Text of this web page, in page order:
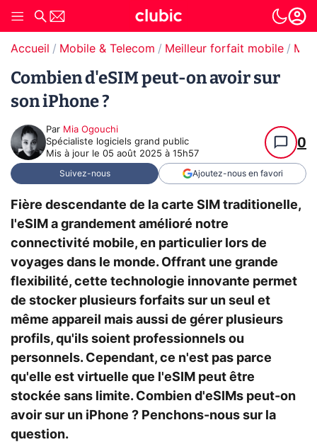
Accueil Mobile & Telecom Meilleur forfait mobile
Combien d'eSIM peut-on avoir sur
son iPhone ?
Par Mia Ogouchi
Spécialiste logiciels grand public
Mis à jour le 05 août 2025 à 15h57
0
Suivez-nous Ajoutez-nous en favori
Fière descendante de la carte SIM traditionelle,
l'eSIM a grandement amélioré notre
connectivité mobile, en particulier lors de
voyages dans le monde. Offrant une grande
flexibilité, cette technologie innovante permet
de stocker plusieurs forfaits sur un seul et
même appareil mais aussi de gérer plusieurs
profils, qu'ils soient professionnels ou
personnels. Cependant, ce n'est pas parce
qu'elle est virtuelle que l'eSIM peut être
stockée sans limite. Combien d'eSIMs peut-on
avoir sur un iPhone ? Penchons-nous sur la
question.